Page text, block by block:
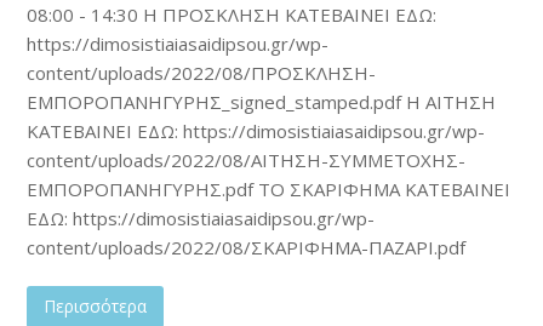
08:00 - 14:30 Η ΠΡΟΣΚΛΗΣΗ ΚΑΤΕΒΑΙΝΕΙ ΕΔΩ:
https://dimosistiaiasaidipsou.gr/wp-
content/uploads/2022/08/ΠΡΟΣΚΛΗΣΗ-
ΕΜΠΟΡΟΠΑΝΗΓΥΡΗΣ_signed_stamped.pdf Η ΑΙΤΗΣΗ
ΚΑΤΕΒΑΙΝΕΙ ΕΔΩ: https://dimosistiaiasaidipsou.gr/wp-
content/uploads/2022/08/ΑΙΤΗΣΗ-ΣΥΜΜΕΤΟΧΗΣ-
ΕΜΠΟΡΟΠΑΝΗΓΥΡΗΣ.pdf ΤΟ ΣΚΑΡΙΦΗΜΑ ΚΑΤΕΒΑΙΝΕΙ
ΕΔΩ: https://dimosistiaiasaidipsou.gr/wp-
content/uploads/2022/08/ΣΚΑΡΙΦΗΜΑ-ΠΑΖΑΡΙ.pdf
Περισσότερα